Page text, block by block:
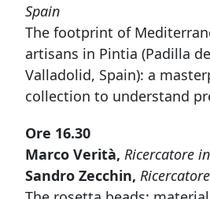
Spain
The footprint of
artisans in Pintia (Padilla
Valladolid, Spain): a
collection to understand
Ore 16.30
Marco Verità, Ricercatore
Sandro Zecchin,